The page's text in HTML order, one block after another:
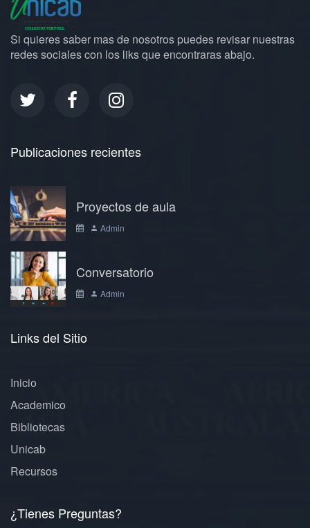
Si quieres saber mas de nosotros puedes revisar nuestras
redes sociales con los liks que encontraras abajo.
Publicaciones recientes
Proyectos de aula
Admin
Conversatorio
Admin
Links del Sitio
Inicio
Academico
Bibliotecas
Unicab
Recursos
¿Tienes Preguntas?